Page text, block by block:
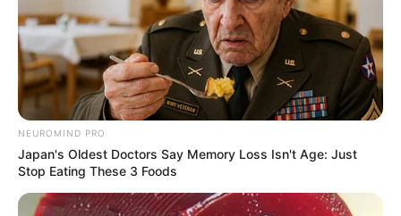
Fiscalía
Pillaron a tres personas cuando reenvasaban cervezas en
Medellín
Por:Paola Agredo Tapias
Noviembre 22, 2022
COMPARTIR
NEUROMIND PRO
Japan's Oldest Doctors Say Memory Loss Isn't Age: Just
Stop Eating These 3 Foods